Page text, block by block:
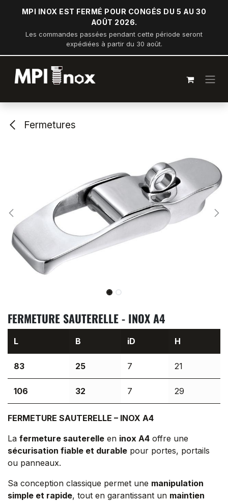
Se rendre au contenu
MPI INOX EST FERMÉ POUR CONGÉS DU 5 AU 30
AOÛT 2026.
Les commandes passées pendant cette période seront
expédiées à partir du 30 août.
Fermetures
FERMETURE SAUTERELLE - INOX A4
L B iD H
83 25 7 21
106 32 7 29
FERMETURE SAUTERELLE – INOX A4
La fermeture sauterelle en inox A4 offre une
sécurisation fiable et durable pour portes, portails
ou panneaux.
Sa conception classique permet une manipulation
simple et rapide, tout en garantissant un maintien